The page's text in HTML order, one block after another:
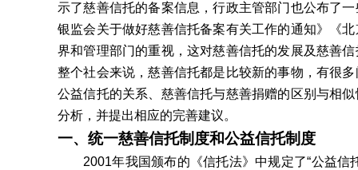
示了慈善信托的备案信息，行政主管部门也公布了
银监会关于做好慈善信托备案有关工作的通知》《
界和管理部门的重视，这对慈善信托的发展及慈善
整个社会来说，慈善信托都是比较新的事物，有很
公益信托的关系、慈善信托与慈善捐赠的区别与相
分析，并提出相应的完善建议。
一、统一慈善信托制度和公益信托制度
2001年我国颁布的《信托法》中规定了“公益信